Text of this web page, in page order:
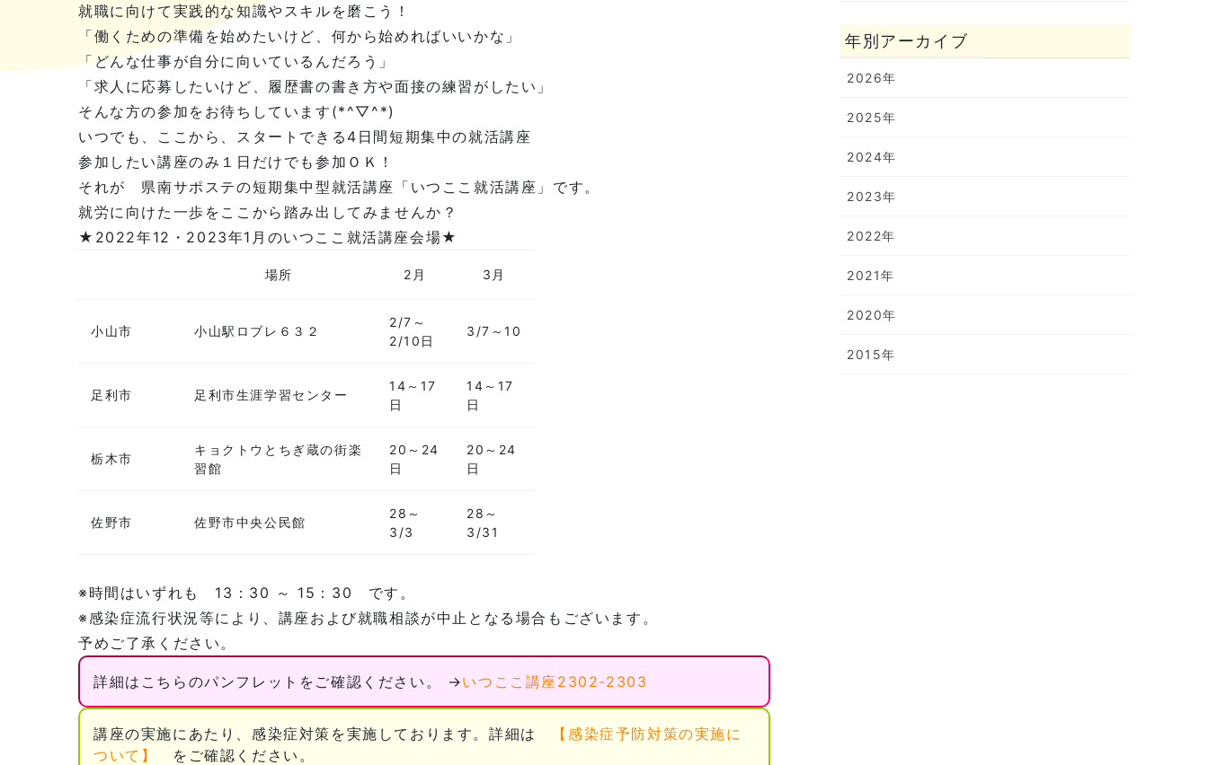
就職に向けて実践的な知識やスキルを磨こう！
「働くための準備を始めたいけど、何から始めればいいかな」
「どんな仕事が自分に向いているんだろう」
「求人に応募したいけど、履歴書の書き方や面接の練習がしたい」
そんな方の参加をお待ちしています(*^▽^*)
いつでも、ここから、スタートできる4日間短期集中の就活講座
参加したい講座のみ１日だけでも参加ＯＫ！
それが 県南サポステの短期集中型就活講座「いつここ就活講座」です。
就労に向けた一歩をここから踏み出してみませんか？
★2022年12・2023年1月のいつここ就活講座会場★
場所 2月 3月
小山市 小山駅ロブレ６３２
2/7～
2/10日
3/7～10
足利市 足利市生涯学習センター
14～17
日
14～17
日
栃木市
キョクトウとちぎ蔵の街楽
習館
20～24
日
20～24
日
佐野市 佐野市中央公民館
28～
3/3
28～
3/31
※時間はいずれも 13：30 ～ 15：30 です。
※感染症流行状況等により、講座および就職相談が中止となる場合もございます。
予めご了承ください。
詳細はこちらのパンフレットをご確認ください。 →いつここ講座2302-2303
講座の実施にあたり、感染症対策を実施しております。詳細は
【感染症予防対策の実施に
ついて】
をご確認ください。
年別アーカイブ
2026年
2025年
2024年
2023年
2022年
2021年
2020年
2015年